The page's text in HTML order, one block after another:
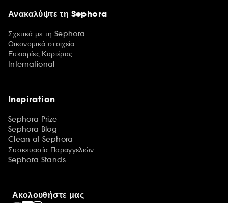
Ανακαλύψτε τη Sephora
Σχετικά με τη Sephora
Οικονομικά στοιχεία
Ευκαιρίες Καριέρας
International
Inspiration
Sephora Prize
Sephora Blog
Clean at Sephora
Συσκευασία Παραγγελιών
Sephora Stands
Ακολουθήστε μας